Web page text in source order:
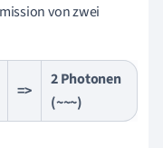
von zwei
=>
2 Photonen
(~~~)